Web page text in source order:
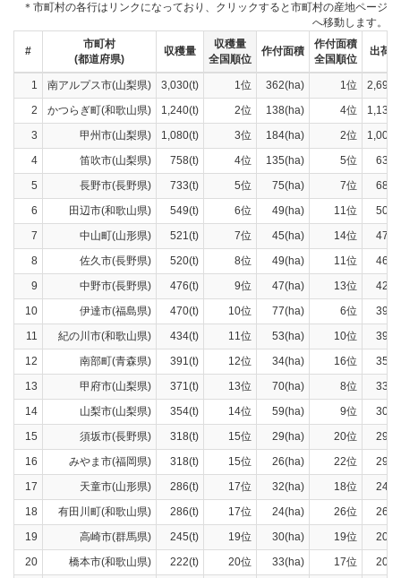
＊市町村の各行はリンクになっており、クリックすると市町村の産地ページ
へ移動します。
#
市町村
(都道府県)
収穫量
収穫量
全国順位
作付面積
作付面積
全国順位
出荷量
1 南アルプス市(山梨県) 3,030(t) 1位 362(ha) 1位
2
かつらぎ町(和歌山県) 1,240(t) 2位 138(ha) 4位
3
甲州市(山梨県) 1,080(t) 3位 184(ha) 2位
4
笛吹市(山梨県) 758(t) 4位 135(ha) 5位
5
長野市(長野県) 733(t) 5位 75(ha) 7位
6
田辺市(和歌山県) 549(t) 6位 49(ha) 11位
7
中山町(山形県) 521(t) 7位 45(ha) 14位
8
佐久市(長野県) 520(t) 8位 49(ha) 11位
9
中野市(長野県) 476(t) 9位 47(ha) 13位
10
伊達市(福島県) 470(t) 10位 77(ha) 6位
11
紀の川市(和歌山県) 434(t) 11位 53(ha) 10位
12
南部町(青森県) 391(t) 12位 34(ha) 16位
13
甲府市(山梨県) 371(t) 13位 70(ha) 8位
14
山梨市(山梨県) 354(t) 14位 59(ha) 9位
15
須坂市(長野県) 318(t) 15位 29(ha) 20位
16
みやま市(福岡県) 318(t) 15位 26(ha) 22位
17
天童市(山形県) 286(t) 17位 32(ha) 18位
18
有田川町(和歌山県) 286(t) 17位 24(ha) 26位
19
高崎市(群馬県) 245(t) 19位 30(ha) 19位
20
橋本市(和歌山県) 222(t) 20位 33(ha) 17位